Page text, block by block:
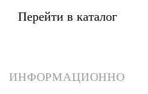
Перейти в каталог
ИНФОРМАЦИОННО